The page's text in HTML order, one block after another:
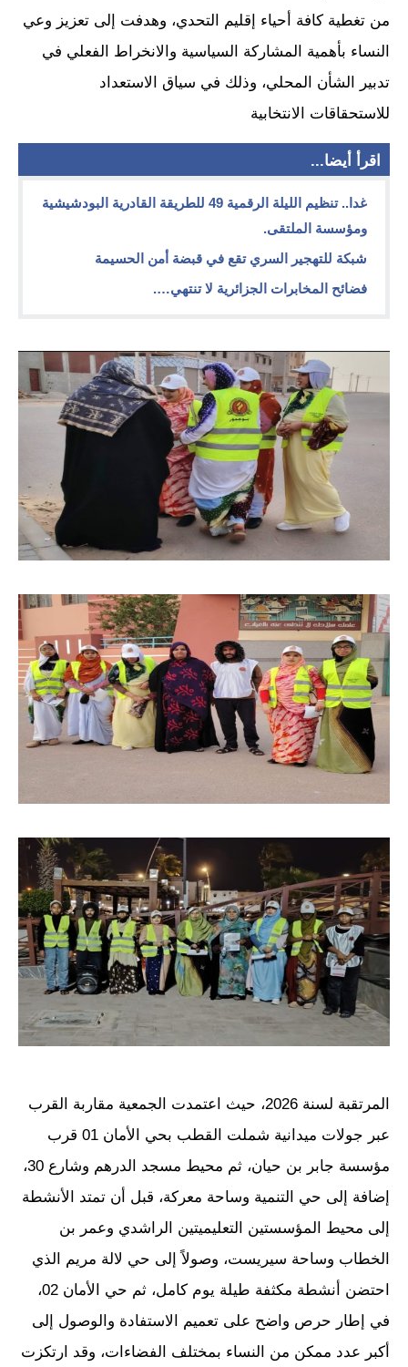
من تغطية كافة أحياء إقليم التحدي، وهدفت إلى تعزيز وعي
النساء بأهمية المشاركة السياسية والانخراط الفعلي في
تدبير الشأن المحلي، وذلك في سياق الاستعداد
للاستحقاقات الانتخابية
اقرأ أيضا...
غدا.. تنظيم الليلة الرقمية 49 للطريقة القادرية البودشيشية
ومؤسسة الملتقى.
شبكة للتهجير السري تقع في قبضة أمن الحسيمة
فضائح المخابرات الجزائرية لا تنتهي….
المرتقبة لسنة 2026، حيث اعتمدت الجمعية مقاربة القرب
عبر جولات ميدانية شملت القطب بحي الأمان 01 قرب
مؤسسة جابر بن حيان، ثم محيط مسجد الدرهم وشارع 30،
إضافة إلى حي التنمية وساحة معركة، قبل أن تمتد الأنشطة
إلى محيط المؤسستين التعليميتين الراشدي وعمر بن
الخطاب وساحة سيريست، وصولاً إلى حي لالة مريم الذي
احتضن أنشطة مكثفة طيلة يوم كامل، ثم حي الأمان 02،
في إطار حرص واضح على تعميم الاستفادة والوصول إلى
أكبر عدد ممكن من النساء بمختلف الفضاءات، وقد ارتكزت